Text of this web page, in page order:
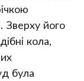
Зверху його
кола,
була